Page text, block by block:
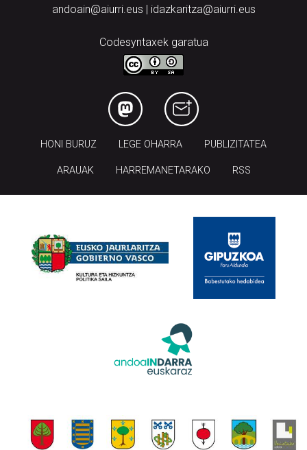
andoain@aiurri.eus | idazkaritza@aiurri.eus
Codesyntaxek garatua
HONI BURUZ LEGE OHARRA PUBLIZITATEA
ARAUAK HARREMANETARAKO RSS